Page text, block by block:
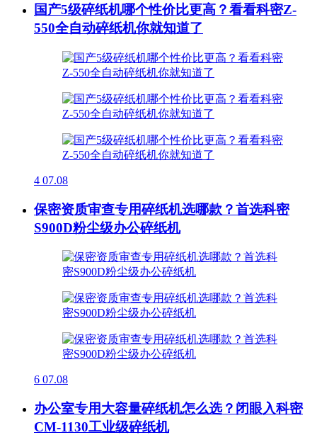
国产5级碎纸机哪个性价比更高？看看科密Z-
550全自动碎纸机你就知道了
4 07.08
保密资质审查专用碎纸机选哪款？首选科密
S900D粉尘级办公碎纸机
6 07.08
办公室专用大容量碎纸机怎么选？闭眼入科密
CM-1130工业级碎纸机